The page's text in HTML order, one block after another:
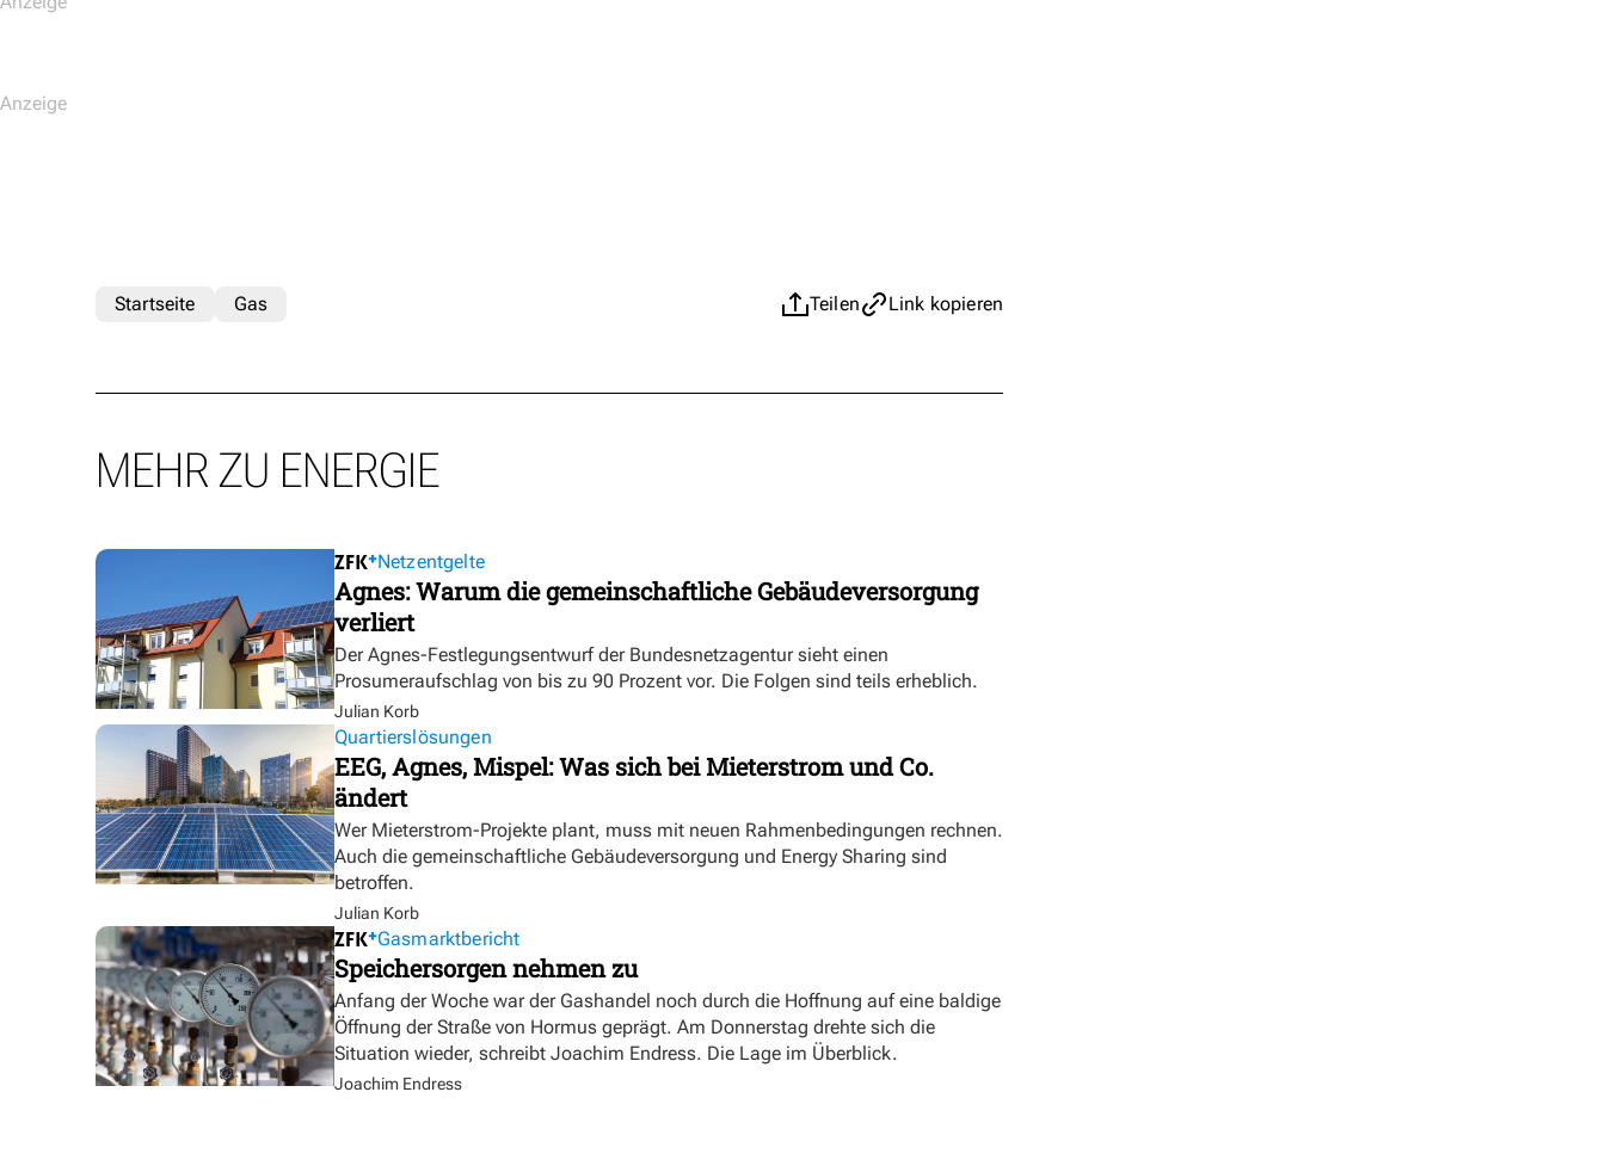
Teilen Link kopieren
Startseite Gas
MEHR ZU ENERGIE
Netzentgelte
Agnes: Warum die gemeinschaftliche Gebäudeversorgung
verliert
Der Agnes-Festlegungsentwurf der Bundesnetzagentur sieht einen
Prosumeraufschlag von bis zu 90 Prozent vor. Die Folgen sind teils erheblich.
Julian Korb
Quartierslösungen
EEG, Agnes, Mispel: Was sich bei Mieterstrom und Co.
ändert
Wer Mieterstrom-Projekte plant, muss mit neuen Rahmenbedingungen rechnen.
Auch die gemeinschaftliche Gebäudeversorgung und Energy Sharing sind
betroffen.
Julian Korb
Gasmarktbericht
Speichersorgen nehmen zu
Anfang der Woche war der Gashandel noch durch die Hoffnung auf eine baldige
Öffnung der Straße von Hormus geprägt. Am Donnerstag drehte sich die
Situation wieder, schreibt Joachim Endress. Die Lage im Überblick.
Joachim Endress